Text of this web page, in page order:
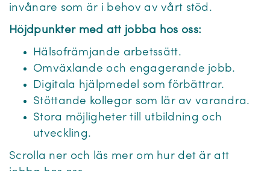
invånare som är i behov av vårt stöd.
Höjdpunkter med att jobba hos oss:
Hälsofrämjande arbetssätt.
Omväxlande och engagerande jobb.
Digitala hjälpmedel som förbättrar.
Stöttande kollegor som lär av varandra.
Stora möjligheter till utbildning och
utveckling.
Scrolla ner och läs mer om hur det är att